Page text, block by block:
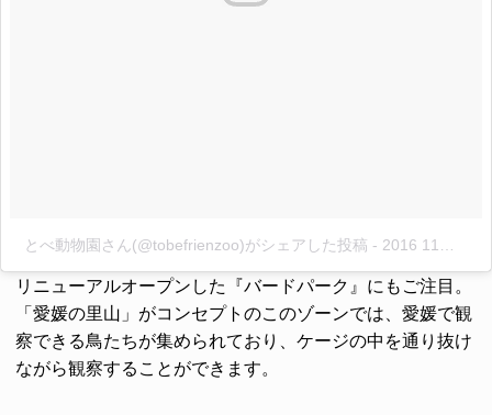
とべ動物園さん(@tobefrienzoo)がシェアした投稿 - 2016 11月 20 4:14午後 PST
リニューアルオープンした『バードパーク』にもご注目。
「愛媛の里山」がコンセプトのこのゾーンでは、愛媛で観
察できる鳥たちが集められており、ケージの中を通り抜け
ながら観察することができます。